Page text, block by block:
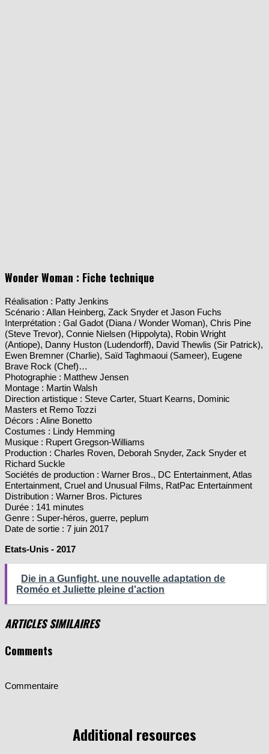
Scénario : Allan Heinberg, Zack Snyder et Jason Fuchs
Interprétation : Gal Gadot (Diana / Wonder Woman), Chris Pine
(Steve Trevor), Connie Nielsen (Hippolyta), Robin Wright
(Antiope), Danny Huston (Ludendorff), David Thewlis (Sir Patrick),
Ewen Bremner (Charlie), Saïd Taghmaoui (Sameer), Eugene
Brave Rock (Chef)…
Photographie : Matthew Jensen
Montage : Martin Walsh
Direction artistique : Steve Carter, Stuart Kearns, Dominic
Masters et Remo Tozzi
Décors : Aline Bonetto
Costumes : Lindy Hemming
Musique : Rupert Gregson-Williams
Production : Charles Roven, Deborah Snyder, Zack Snyder et
Richard Suckle
Sociétés de production : Warner Bros., DC Entertainment, Atlas
Entertainment, Cruel and Unusual Films, RatPac Entertainment
Distribution : Warner Bros. Pictures
Durée : 141 minutes
Genre : Super-héros, guerre, peplum
Date de sortie : 7 juin 2017
Etats-Unis - 2017
Die in a Gunfight, une nouvelle adaptation de
Roméo et Juliette pleine d'action
ARTICLES SIMILAIRES